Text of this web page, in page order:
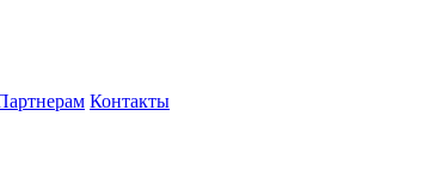
Контакты